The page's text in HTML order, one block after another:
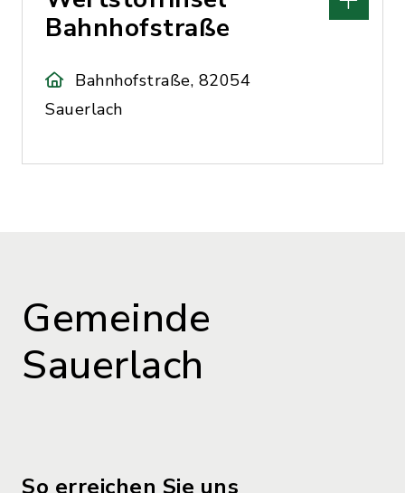
Bahnhofstraße
Bahnhofstraße, 82054
Sauerlach
Gemeinde
Sauerlach
So erreichen Sie uns